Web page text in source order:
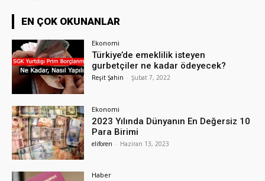
EN ÇOK OKUNANLAR
Ekonomi
Türkiye’de emeklilik isteyen
gurbetçiler ne kadar ödeyecek?
Reşit Şahin - Şubat 7, 2022
Ekonomi
2023 Yılında Dünyanın En Değersiz 10
Para Birimi
eliforen - Haziran 13, 2023
Haber